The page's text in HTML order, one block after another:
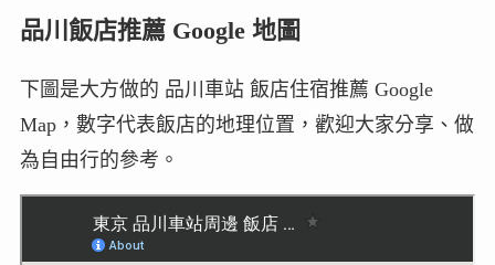
品川飯店推薦 Google 地圖
下圖是大方做的 品川車站 飯店住宿推薦 Google
Map，數字代表飯店的地理位置，歡迎大家分享、做
為自由行的參考。